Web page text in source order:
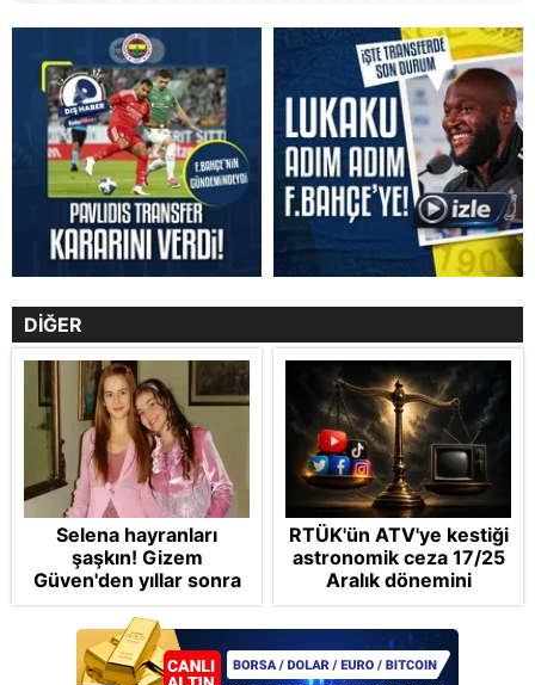
DİĞER
Selena hayranları
şaşkın! Gizem
Güven'den yıllar sonra
gelen Cansu Demirci
itirafı! "Konuşmuyoruz"
RTÜK'ün ATV'ye kestiği
astronomik ceza 17/25
Aralık dönemini
anımsattı! Milli yayınlara
"yaptırım" kıskacı:
Turkuvaz Medya neden
hedefte?